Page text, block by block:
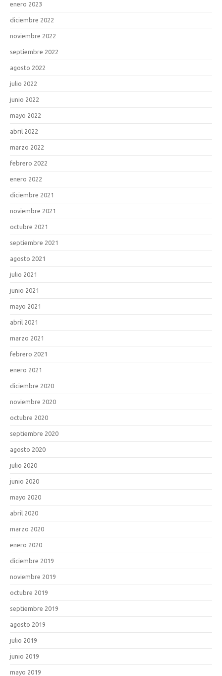
enero 2023
diciembre 2022
noviembre 2022
septiembre 2022
agosto 2022
julio 2022
junio 2022
mayo 2022
abril 2022
marzo 2022
febrero 2022
enero 2022
diciembre 2021
noviembre 2021
octubre 2021
septiembre 2021
agosto 2021
julio 2021
junio 2021
mayo 2021
abril 2021
marzo 2021
febrero 2021
enero 2021
diciembre 2020
noviembre 2020
octubre 2020
septiembre 2020
agosto 2020
julio 2020
junio 2020
mayo 2020
abril 2020
marzo 2020
enero 2020
diciembre 2019
noviembre 2019
octubre 2019
septiembre 2019
agosto 2019
julio 2019
junio 2019
mayo 2019